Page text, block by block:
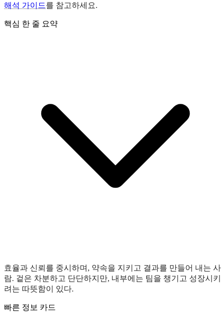
해석 가이드를 참고하세요.
핵심 한 줄 요약
효율과 신뢰를 중시하며, 약속을 지키고 결과를 만들어 내는 사
람. 겉은 차분하고 단단하지만, 내부에는 팀을 챙기고 성장시키
려는 따뜻함이 있다.
빠른 정보 카드